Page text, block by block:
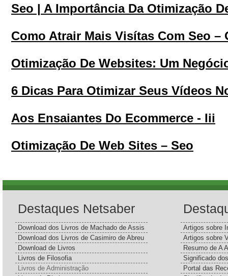
Seo | A Importância Da Otimização
Como Atrair Mais Visítas Com Seo –
Otimização De Websites: Um
6 Dicas Para Otimizar Seus Vídeos
Aos Ensaiantes Do Ecommerce - Iii
Otimização De Web Sites – Seo
Destaques Netsaber
Download dos Livros de Machado de Assis
Download dos Livros de Casimiro de Abreu
Download de Livros
Livros de Filosofia
Livros de Administração
Artigos sobre
Artigos sobre
Resumo de A
Significado
Portal das